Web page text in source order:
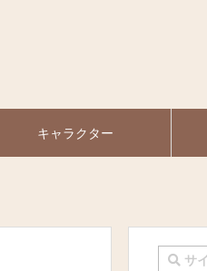
キャラクター